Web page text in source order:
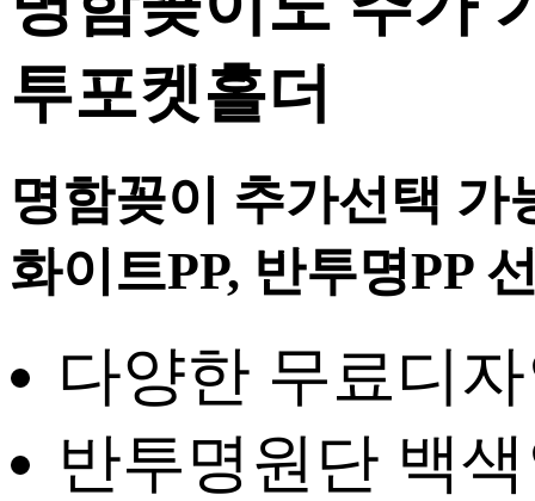
투포켓홀더
명함꽂이 추가선택 가
화이트PP, 반투명PP
다양한 무료디
반투명원단 백